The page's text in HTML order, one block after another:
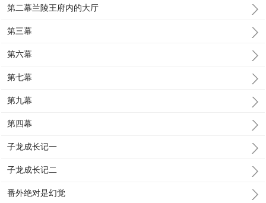
第二幕兰陵王府内的大厅
第三幕
第六幕
第七幕
第九幕
第四幕
子龙成长记一
子龙成长记二
番外绝对是幻觉